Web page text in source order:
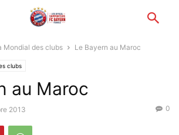
Mondial des clubs Le Bayern au Maroc
clubs
au Maroc
2013 0